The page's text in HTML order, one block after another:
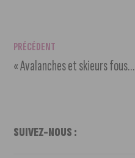
PRÉCÉDENT
« Avalanches et skieurs fous, danger sur les pistes » un film du dijonnais Benoît LANET
SUIVEZ-NOUS :